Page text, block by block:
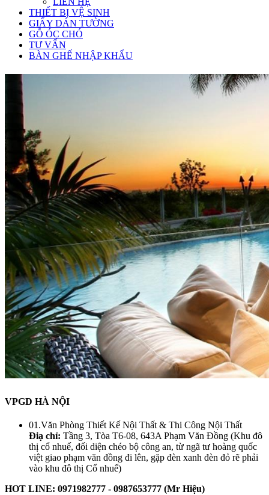
THIẾT BỊ VỆ SINH
GIẤY DÁN TƯỜNG
GỖ ÓC CHÓ
TƯ VẤN
BÀN GHẾ NHẬP KHẨU
VPGD HÀ NỘI
01.Văn Phòng Thiết Kế Nội Thất & Thi Công Nội Thất
Điạ chỉ: Tầng 3, Tòa T6-08, 643A Phạm Văn Đồng (Khu đô
thị cổ nhuế, đối diện chéo bộ công an, từ ngã tư hoàng quốc
việt giao phạm văn đồng đi lên, gặp đèn xanh đèn đỏ rẽ phải
vào khu đô thị Cổ nhuế)
HOT LINE: 0971982777 - 0987653777 (Mr Hiệu)